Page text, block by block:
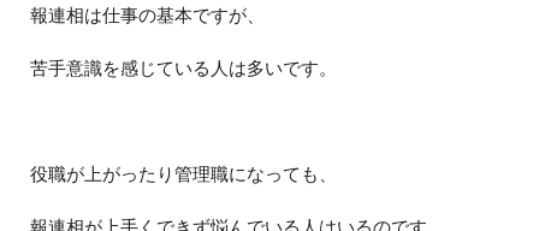
報連相は仕事の基本ですが、
苦手意識を感じている人は多いです。
役職が上がったり管理職になっても、